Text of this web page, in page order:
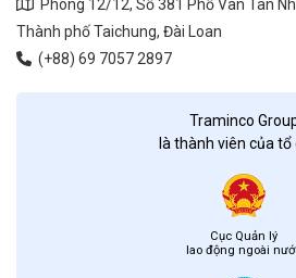
Phòng 12/12, Số 381 Phố Van Tan
Thành phố Taichung, Đài Loan
(+88) 69 7057 2897
Traminco
là thành viên của tổ
Cục Quản lý
lao động ngoài